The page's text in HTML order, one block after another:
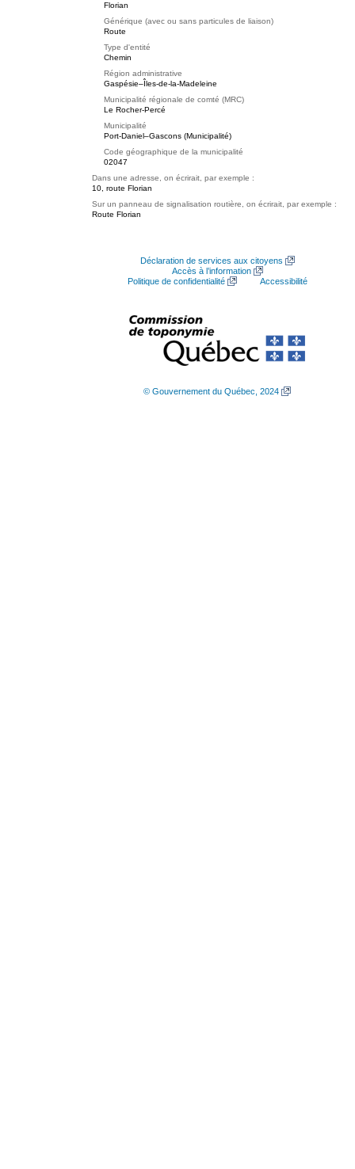
Florian
Générique (avec ou sans particules de liaison)
Route
Type d'entité
Chemin
Région administrative
Gaspésie–Îles-de-la-Madeleine
Municipalité régionale de comté (MRC)
Le Rocher-Percé
Municipalité
Port-Daniel–Gascons (Municipalité)
Code géographique de la municipalité
02047
Dans une adresse, on écrirait, par exemple :
10, route Florian
Sur un panneau de signalisation routière, on écrirait, par exemple :
Route Florian
Déclaration de services aux citoyens
Accès à l’information
Politique de confidentialité
Accessibilité
© Gouvernement du Québec, 2024